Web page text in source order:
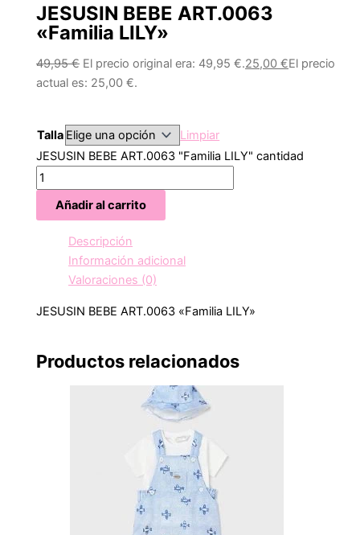
JESUSIN BEBE ART.0063
«Familia LILY»
49,95€ El precio original era: 49,95 €.25,00€El precio
actual es: 25,00 €.
Talla
Limpiar
JESUSIN BEBE ART.0063 "Familia LILY" cantidad
Añadir al carrito
Descripción
Información adicional
Valoraciones (0)
JESUSIN BEBE ART.0063 «Familia LILY»
Productos relacionados